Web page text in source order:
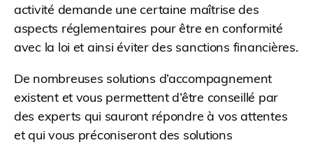
activité demande une certaine maîtrise des
aspects réglementaires pour être en conformité
avec la loi et ainsi éviter des sanctions financières.
De nombreuses solutions d’accompagnement
existent et vous permettent d’être conseillé par
des experts qui sauront répondre à vos attentes
et qui vous préconiseront des solutions